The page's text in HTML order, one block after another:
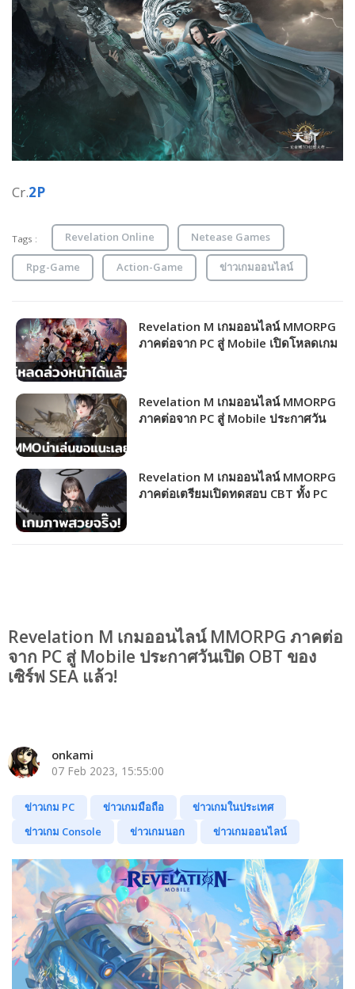
Cr.2P
Tags : Revelation Online Netease Games
Rpg-Game Action-Game ข่าวเกมออนไลน์
Revelation M เกมออนไลน์ MMORPG
ภาคต่อจาก PC สู่ Mobile เปิดโหลดเกม
Revelation M เกมออนไลน์ MMORPG
ภาคต่อจาก PC สู่ Mobile ประกาศวัน
Revelation M เกมออนไลน์ MMORPG
ภาคต่อเตรียมเปิดทดสอบ CBT ทั้ง PC
Revelation M เกมออนไลน์ MMORPG ภาคต่อ
จาก PC สู่ Mobile ประกาศวันเปิด OBT ของ
เซิร์ฟ SEA แล้ว!
onkami
07 Feb 2023, 15:55:00
ข่าวเกม PC ข่าวเกมมือถือ
ข่าวเกมในประเทศ
ข่าวเกม Console
ข่าวเกมนอก ข่าวเกมออนไลน์